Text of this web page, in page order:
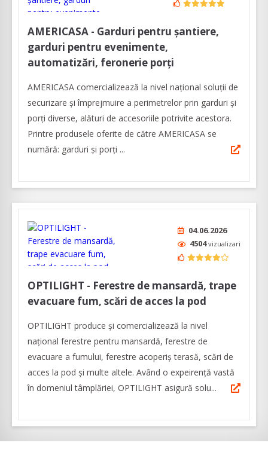
AMERICASA - Garduri pentru șantiere,
garduri pentru evenimente,
automatizări, feronerie porți
AMERICASA comercializează la nivel naţional soluţii de
securizare şi împrejmuire a perimetrelor prin garduri şi
porţi diverse, alături de accesoriile potrivite acestora.
Printre produsele oferite de către AMERICASA se
numără: garduri și porți ...
04.06.2026
4504vizualizari
OPTILIGHT - Ferestre de mansardă, trape
evacuare fum, scări de acces la pod
OPTILIGHT produce şi comercializează la nivel
naţional ferestre pentru mansardă, ferestre de
evacuare a fumului, ferestre acoperiş terasă, scări de
acces la pod și multe altele. Având o expeirenţă vastă
în domeniul tâmplăriei, OPTILIGHT asigură solu...